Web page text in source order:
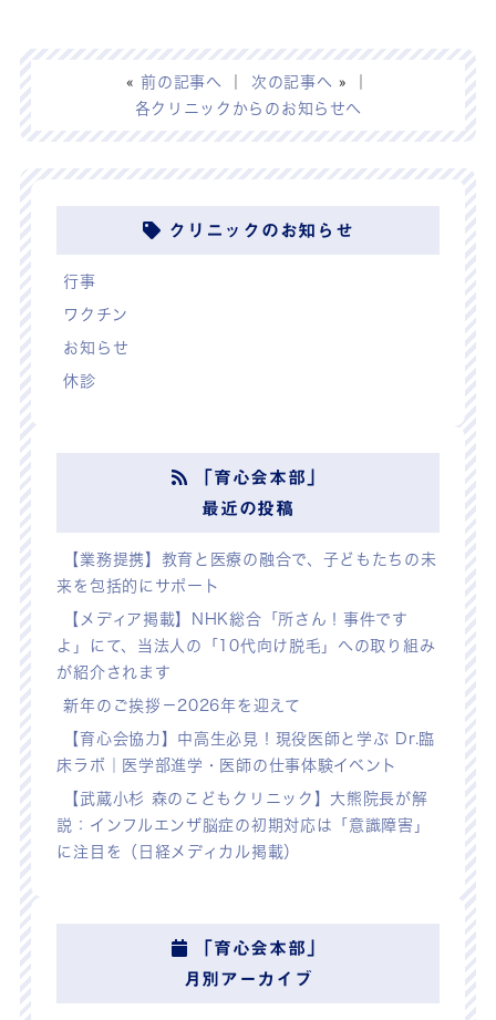
«前の記事へ 次の記事へ » ｜
各クリニックからのお知らせへ
クリニックのお知らせ
行事
ワクチン
お知らせ
休診
「育心会本部」
最近の投稿
【業務提携】教育と医療の融合で、子どもたちの未
来を包括的にサポート
【メディア掲載】NHK総合「所さん！事件です
よ」にて、当法人の「10代向け脱毛」への取り組み
が紹介されます
新年のご挨拶－2026年を迎えて
【育心会協力】中高生必見！現役医師と学ぶ Dr.臨
床ラボ｜医学部進学・医師の仕事体験イベント
【武蔵小杉 森のこどもクリニック】大熊院長が解
説：インフルエンザ脳症の初期対応は「意識障害」
に注目を（日経メディカル掲載）
「育心会本部」
月別アーカイブ